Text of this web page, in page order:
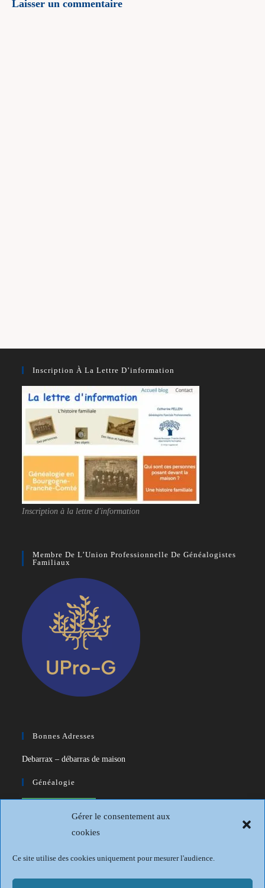
Gérer le consentement aux
cookies
Ce site utilise des cookies uniquement pour mesurer l'audience.
Laisser un commentaire
Inscription À La Lettre D’information
Inscription à la lettre d'information
Membre De L’Union Professionnelle De Généalogistes
Familiaux
Bonnes Adresses
Debarrax – débarras de maison
Généalogie
Revue Française de Généalogie